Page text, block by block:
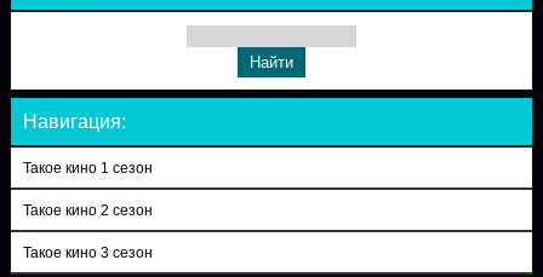
Навигация:
Такое кино 1 сезон
Такое кино 2 сезон
Такое кино 3 сезон